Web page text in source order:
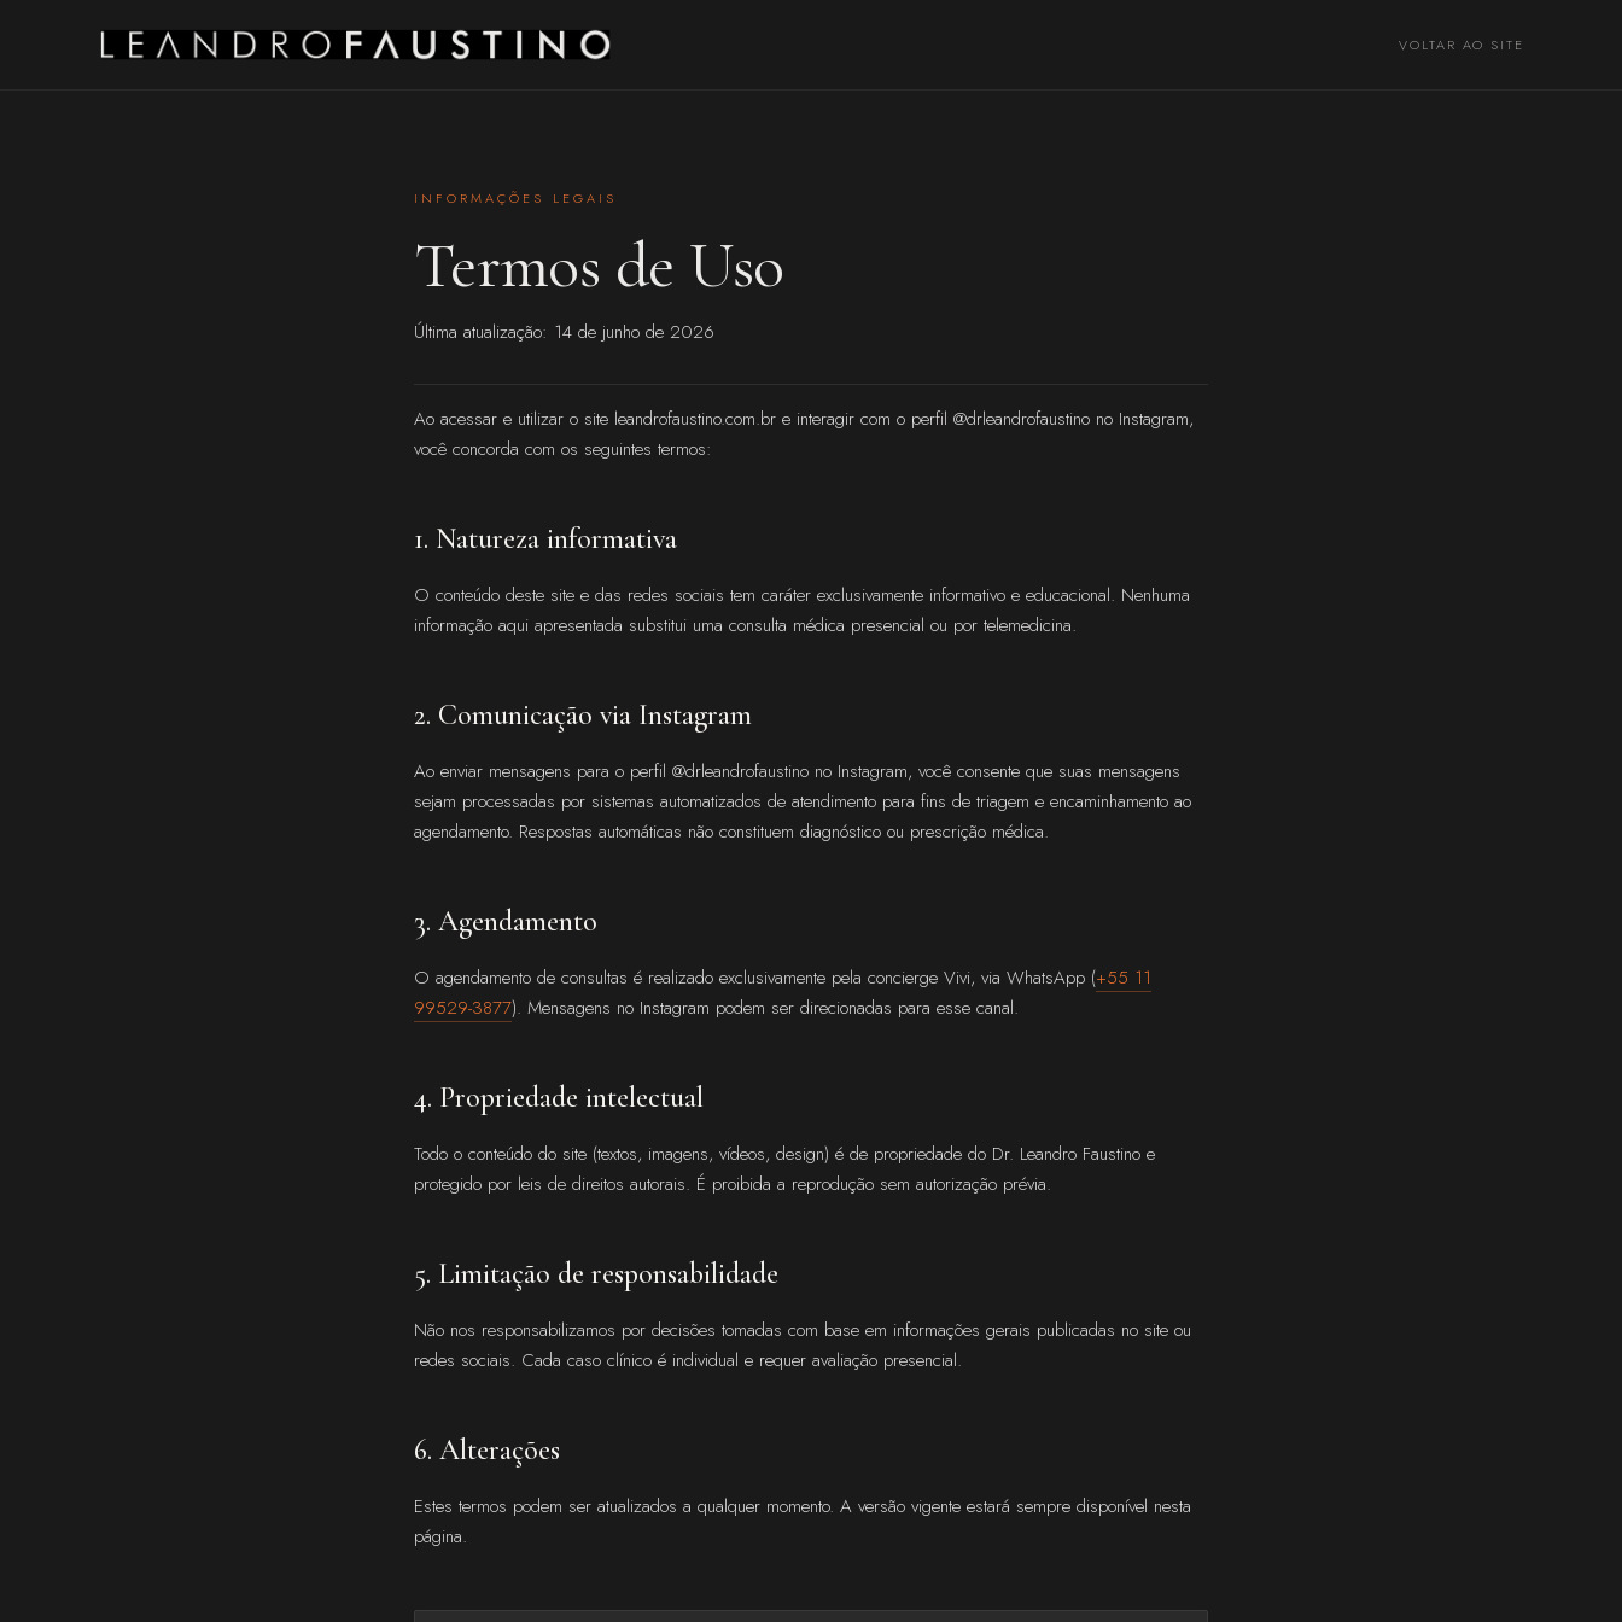
VOLTAR AO SITE
INFORMAÇÕES LEGAIS
Termos de Uso
Última atualização: 14 de junho de 2026
Ao acessar e utilizar o site leandrofaustino.com.br e interagir com o perfil @drleandrofaustino no Instagram,
você concorda com os seguintes termos:
1. Natureza informativa
O conteúdo deste site e das redes sociais tem caráter exclusivamente informativo e educacional. Nenhuma
informação aqui apresentada substitui uma consulta médica presencial ou por telemedicina.
2. Comunicação via Instagram
Ao enviar mensagens para o perfil @drleandrofaustino no Instagram, você consente que suas mensagens
sejam processadas por sistemas automatizados de atendimento para fins de triagem e encaminhamento ao
agendamento. Respostas automáticas não constituem diagnóstico ou prescrição médica.
3. Agendamento
O agendamento de consultas é realizado exclusivamente pela concierge Vivi, via WhatsApp (+55 11
99529-3877). Mensagens no Instagram podem ser direcionadas para esse canal.
4. Propriedade intelectual
Todo o conteúdo do site (textos, imagens, vídeos, design) é de propriedade do Dr. Leandro Faustino e
protegido por leis de direitos autorais. É proibida a reprodução sem autorização prévia.
5. Limitação de responsabilidade
Não nos responsabilizamos por decisões tomadas com base em informações gerais publicadas no site ou
redes sociais. Cada caso clínico é individual e requer avaliação presencial.
6. Alterações
Estes termos podem ser atualizados a qualquer momento. A versão vigente estará sempre disponível nesta
página.